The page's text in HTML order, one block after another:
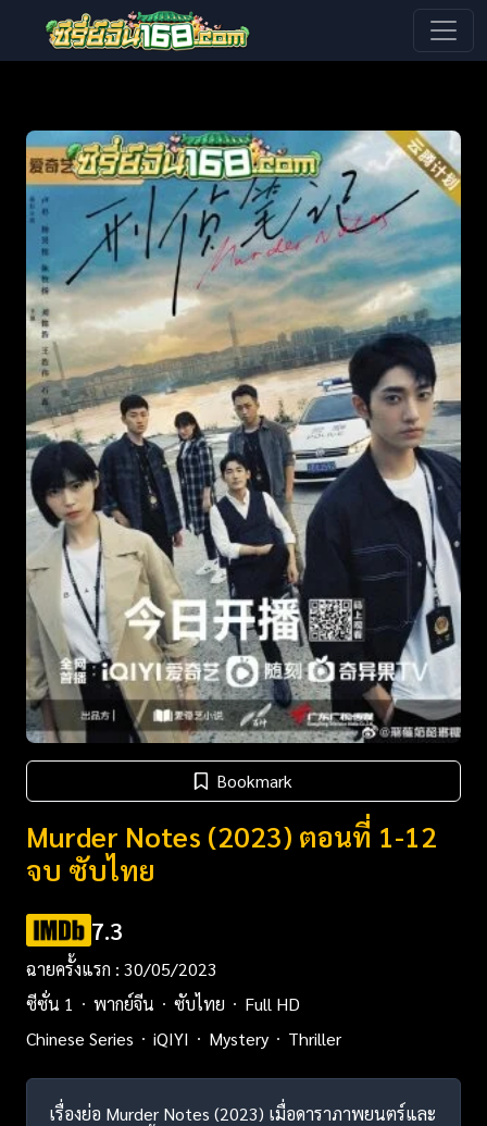
Bookmark
Murder Notes (2023) ตอนที่ 1-12
จบ ซับไทย
7.3
ฉายครั้งแรก : 30/05/2023
ซีซั่น 1
พากย์จีน ซับไทย
Full HD
Chinese Series
iQIYI Mystery Thriller
เรื่องย่อ Murder Notes (2023) เมื่อดาราภาพยนตร์และ